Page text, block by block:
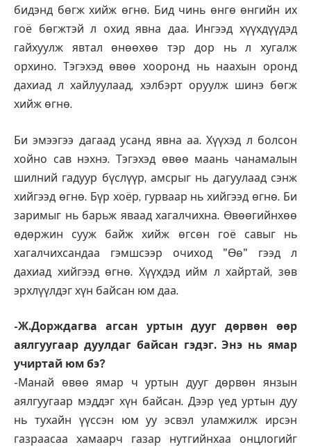
бидэнд бөгж хийж өгнө. Бид чинь өнгө өнгийн их
гоё бөгжтэй л охид явна даа. Ингээд хүүхдүүдэд
гайхуулж явтал өнөөхөө тэр дор нь л хугалж
орхино. Тэгэхэд өвөө хооронд нь наахын оронд
дахиад л хайлуулаад, хэлбэрт оруулж шинэ бөгж
хийж өгнө.
Би эмээгээ дагаад усанд явна аа. Хүүхэд л болсон
хойно сав нэхнэ. Тэгэхэд өвөө маань чанамалын
шилний гадуур бүслүүр, амсрыг нь дагуулаад сэнж
хийгээд өгнө. Бүр хоёр, гурваар нь хийгээд өгнө. Би
заримыг нь барьж яваад хагалчихна. Өвөөгийнхөө
өдөржин сууж байж хийж өгсөн гоё савыг нь
хагалчихсандаа гэмшсээр очиход "Өө" гээд л
дахиад хийгээд өгнө. Хүүхдэд ийм л хайртай, зөв
эрхлүүлдэг хүн байсан юм даа.
-Ж.Дорждагва агсан уртын дууг дөрвөн өөр
аялгуугаар дуулдаг байсан гэдэг. Энэ нь ямар
учиртай юм бэ?
-Манай өвөө ямар ч уртын дууг дөрвөн янзын
аялгуугаар мэддэг хүн байсан. Дээр үед уртын дуу
нь тухайн үүссэн юм уу эсвэл уламжилж ирсэн
газраасаа хамаарч газар нутгийнхаа онцлогийг